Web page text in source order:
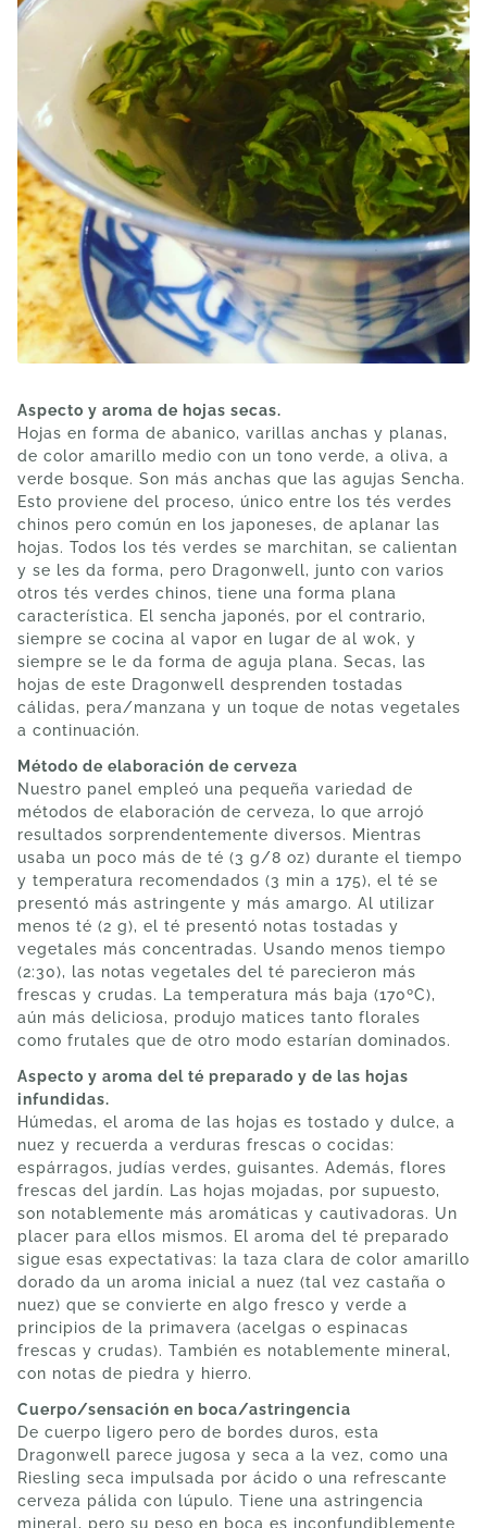
Aspecto y aroma de hojas secas.
Hojas en forma de abanico, varillas anchas y planas,
de color amarillo medio con un tono verde, a oliva, a
verde bosque. Son más anchas que las agujas Sencha.
Esto proviene del proceso, único entre los tés verdes
chinos pero común en los japoneses, de aplanar las
hojas. Todos los tés verdes se marchitan, se calientan
y se les da forma, pero Dragonwell, junto con varios
otros tés verdes chinos, tiene una forma plana
característica. El sencha japonés, por el contrario,
siempre se cocina al vapor en lugar de al wok, y
siempre se le da forma de aguja plana. Secas, las
hojas de este Dragonwell desprenden tostadas
cálidas, pera/manzana y un toque de notas vegetales
a continuación.
Método de elaboración de cerveza
Nuestro panel empleó una pequeña variedad de
métodos de elaboración de cerveza, lo que arrojó
resultados sorprendentemente diversos. Mientras
usaba un poco más de té (3 g/8 oz) durante el tiempo
y temperatura recomendados (3 min a 175), el té se
presentó más astringente y más amargo. Al utilizar
menos té (2 g), el té presentó notas tostadas y
vegetales más concentradas. Usando menos tiempo
(2:30), las notas vegetales del té parecieron más
frescas y crudas. La temperatura más baja (170ºC),
aún más deliciosa, produjo matices tanto florales
como frutales que de otro modo estarían dominados.
Aspecto y aroma del té preparado y de las hojas
infundidas.
Húmedas, el aroma de las hojas es tostado y dulce, a
nuez y recuerda a verduras frescas o cocidas:
espárragos, judías verdes, guisantes. Además, flores
frescas del jardín. Las hojas mojadas, por supuesto,
son notablemente más aromáticas y cautivadoras. Un
placer para ellos mismos. El aroma del té preparado
sigue esas expectativas: la taza clara de color amarillo
dorado da un aroma inicial a nuez (tal vez castaña o
nuez) que se convierte en algo fresco y verde a
principios de la primavera (acelgas o espinacas
frescas y crudas). También es notablemente mineral,
con notas de piedra y hierro.
Cuerpo/sensación en boca/astringencia
De cuerpo ligero pero de bordes duros, esta
Dragonwell parece jugosa y seca a la vez, como una
Riesling seca impulsada por ácido o una refrescante
cerveza pálida con lúpulo. Tiene una astringencia
mineral, pero su peso en boca es inconfundiblemente